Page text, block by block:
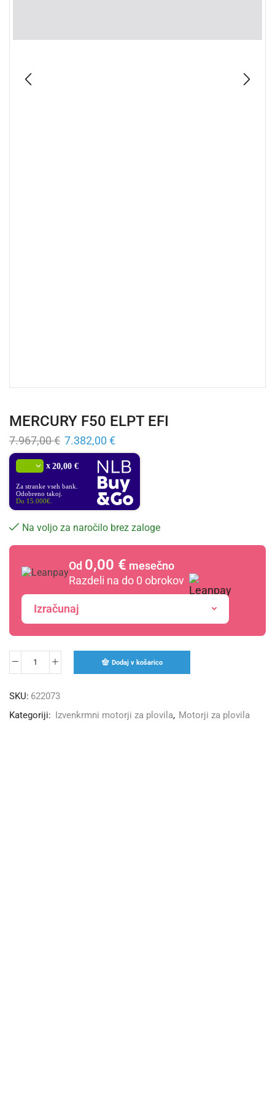
MERCURY F50 ELPT EFI
7.967,00€ 7.382,00 €
x 20,00 €
Za stranke vseh bank.
Odobreno takoj.
Do 15.000€.
Na voljo za naročilo brez zaloge
Od 0,00 € mesečno
Razdeli na do 0 obrokov
Izračunaj
Dodaj v košarico
SKU: 622073
Kategoriji: Izvenkrmni motorji za plovila, Motorji za plovila